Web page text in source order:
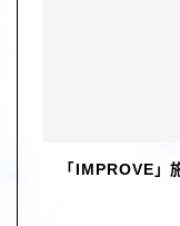
「IMPROVE」